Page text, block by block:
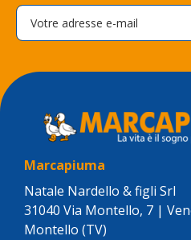
Marcapiuma
Natale Nardello & figli Srl
31040 Via Montello, 7 |
Montello (TV)